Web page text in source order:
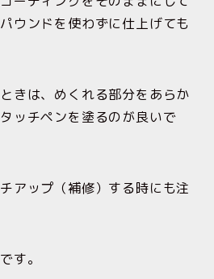
ウンドを使わずに仕上げても
きは、めくれる部分をあらか
ッチペンを塗るのが良いで
アップ（補修）する時にも注
す。